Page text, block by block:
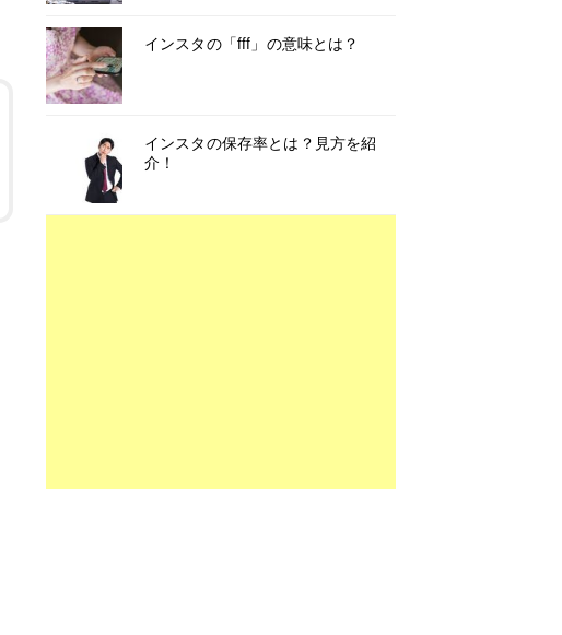
インスタの「fff」の意味とは？
インスタの保存率とは？見方を紹
介！